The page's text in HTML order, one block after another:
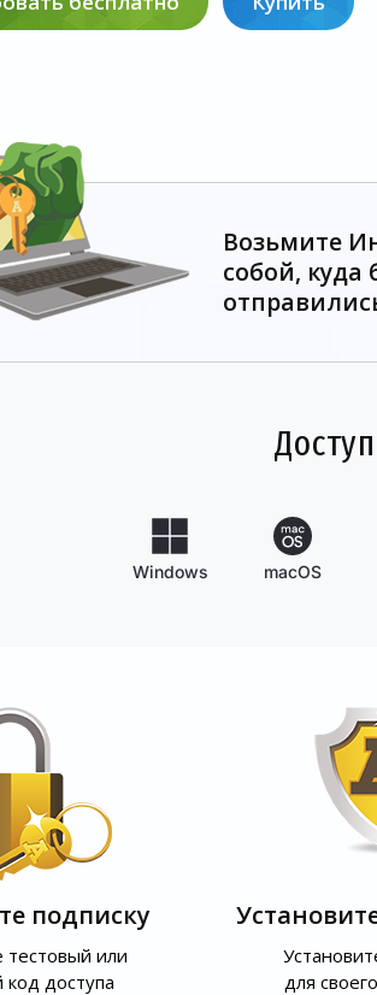
Возьмите
собой,
Windows macOS
подписку
тестовый или
код доступа
для